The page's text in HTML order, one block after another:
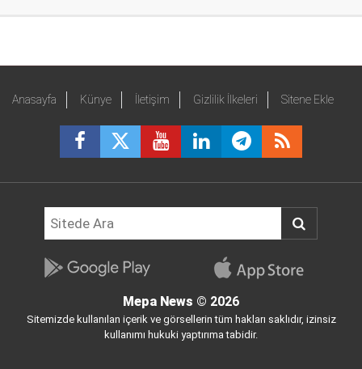
Anasayfa Künye İletişim Gizlilik İlkeleri Sitene Ekle
Mepa News © 2026
Sitemizde kullanılan içerik ve görsellerin tüm hakları saklıdır, izinsiz
kullanımı hukuki yaptırıma tabidir.